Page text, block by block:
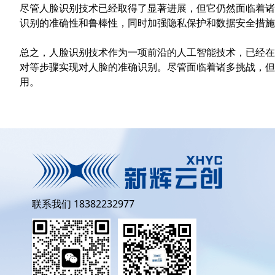
尽管人脸识别技术已经取得了显著进展，但它仍然面临着
识别的准确性和鲁棒性，同时加强隐私保护和数据安全措
总之，人脸识别技术作为一项前沿的人工智能技术，已经
对等步骤实现对人脸的准确识别。尽管面临着诸多挑战，
用。
联系我们 18382232977